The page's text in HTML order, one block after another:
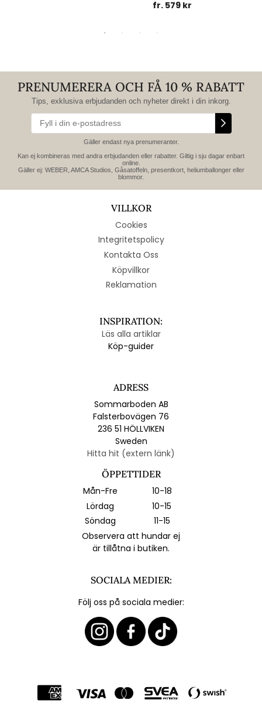
fr. 579 kr
PRENUMERERA OCH FÅ 10 % RABATT
Tips, exklusiva erbjudanden och nyheter direkt i din inkorg.
Gäller endast nya prenumeranter.
Kan ej kombineras med andra erbjudanden eller rabatter. Giltig i sju dagar enbart
online.
Gäller ej: WEBER, AMCA Studios, Gåsatoffeln, presentkort, heliumballonger eller
blommor.
VILLKOR
Cookies
Integritetspolicy
Kontakta Oss
Köpvillkor
Reklamation
INSPIRATION:
Läs alla artiklar
Köp-guider
ADRESS
Sommarboden AB
Falsterbovägen 76
236 51 HÖLLVIKEN
Sweden
Hitta hit (extern länk)
ÖPPETTIDER
Mån-Fre
10-18
Lördag
10-15
Söndag
11-15
Observera att hundar ej
är tillåtna i butiken.
SOCIALA MEDIER:
Följ oss på sociala medier: